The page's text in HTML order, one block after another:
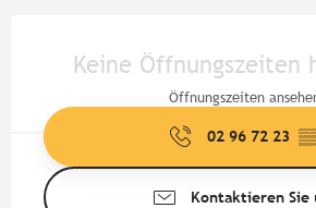
Keine Öffnungszeiten
Öffnungszeiten
02 96 72 23
Kontaktieren Sie